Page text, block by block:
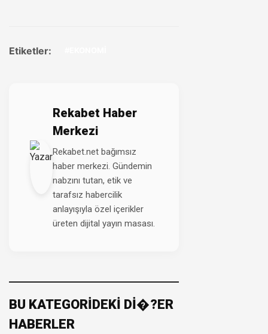
Etiketler:
Rekabet Haber
Merkezi
Rekabet.net bağımsız
haber merkezi. Gündemin
nabzını tutan, etik ve
tarafsız habercilik
anlayışıyla özel içerikler
üreten dijital yayın masası.
BU KATEGORİDEKİ Dİ�?ER
HABERLER